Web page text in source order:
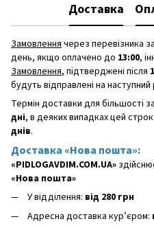
Доставка
Замовлення через перевізника
день, якщо оплачено до 13:00,
Замовлення, підтверджені після
будуть відправлені на
Термін доставки для більшості
дні, в деяких випадках цей
днів.
Доставка «Нова пошта»:
«PIDLOGAVDIM.COM.UA»
«Нова пошта»
У відділення: від 280 грн
Адресна доставка кур’єром: